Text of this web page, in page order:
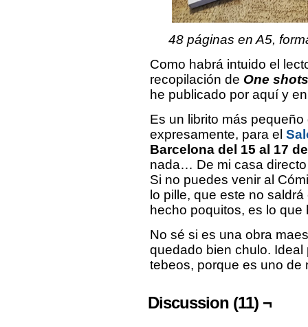
48 páginas en A5,
Como habrá intuido el
recopilación de One
he publicado por aquí y
Es un librito más
expresamente, para el
Barcelona del 15 al 17
nada… De mi casa
Si no puedes venir al
lo pille, que este no
hecho poquitos, es lo que
No sé si es una obra
quedado bien chulo.
tebeos, porque es uno de
Discussion (11) ¬